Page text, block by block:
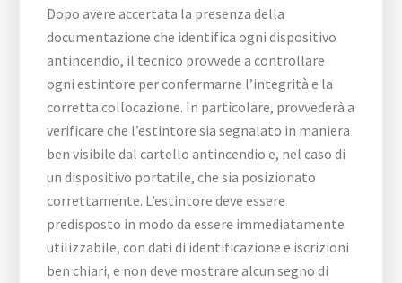
Dopo avere accertata la presenza della
documentazione che identifica ogni dispositivo
antincendio, il tecnico provvede a controllare
ogni estintore per confermarne l’integrità e la
corretta collocazione. In particolare, provvederà a
verificare che l’estintore sia segnalato in maniera
ben visibile dal cartello antincendio e, nel caso di
un dispositivo portatile, che sia posizionato
correttamente. L’estintore deve essere
predisposto in modo da essere immediatamente
utilizzabile, con dati di identificazione e iscrizioni
ben chiari, e non deve mostrare alcun segno di